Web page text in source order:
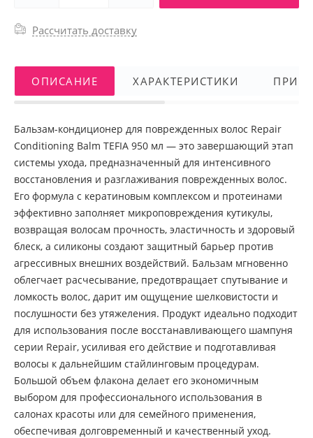
Рассчитать доставку
ОПИСАНИЕ ХАРАКТЕРИСТИКИ
Бальзам-кондиционер для поврежденных волос Repair
Conditioning Balm TEFIA 950 мл — это завершающий этап
системы ухода, предназначенный для интенсивного
восстановления и разглаживания поврежденных волос.
Его формула с кератиновым комплексом и протеинами
эффективно заполняет микроповреждения кутикулы,
возвращая волосам прочность, эластичность и здоровый
блеск, а силиконы создают защитный барьер против
агрессивных внешних воздействий. Бальзам мгновенно
облегчает расчесывание, предотвращает спутывание и
ломкость волос, дарит им ощущение шелковистости и
послушности без утяжеления. Продукт идеально подходит
для использования после восстанавливающего шампуня
серии Repair, усиливая его действие и подготавливая
волосы к дальнейшим стайлинговым процедурам.
Большой объем флакона делает его экономичным
выбором для профессионального использования в
салонах красоты или для семейного применения,
обеспечивая долговременный и качественный уход.